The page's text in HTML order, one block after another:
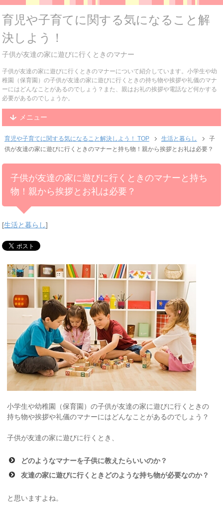
育児や子育てに関する気になること解
決しよう！
子供が友達の家に遊びに行くときのマナー
子供が友達の家に遊びに行くときのマナーについて紹介しています。小学生や幼
稚園（保育園）の子供が友達の家に遊びに行くときの持ち物や挨拶や礼儀のマナ
ーにはどんなことがあるのでしょう？また、親はお礼の挨拶や電話など何かする
必要があるのでしょうか。
メニュー
育児や子育てに関する気になること解決しよう！ TOP 生活と暮らし
子
供が友達の家に遊びに行くときのマナーと持ち物！親から挨拶とお礼は必要？
子供が友達の家に遊びに行くときのマナーと持ち
物！親から挨拶とお礼は必要？
[生活と暮らし]
小学生や幼稚園（保育園）の子供が友達の家に遊びに行くときの
持ち物や挨拶や礼儀のマナーにはどんなことがあるのでしょう？
子供が友達の家に遊びに行くとき、
どのようなマナーを子供に教えたらいいのか？
友達の家に遊びに行くときどのような持ち物が必要なのか？
と思いますよね。